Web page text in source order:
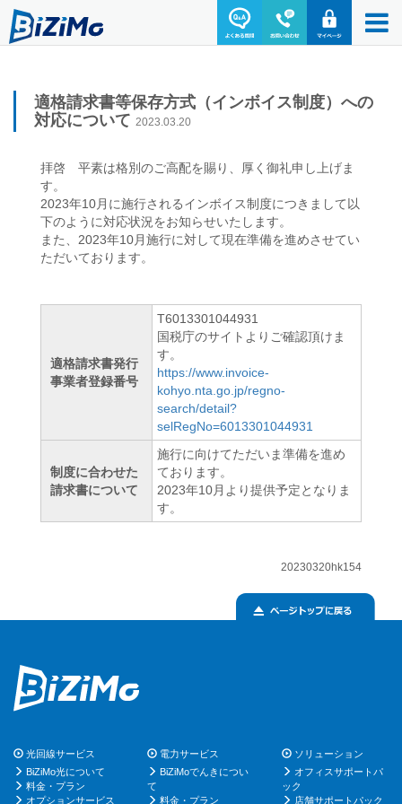
適格請求書等保存方式（インボイス制度）への
対応について 2023.03.20
拝啓 平素は格別のご高配を賜り、厚く御礼申し上げま
す。
2023年10月に施行されるインボイス制度につきまして以
下のように対応状況をお知らせいたします。
また、2023年10月施行に対して現在準備を進めさせてい
ただいております。
適格請求書発行
事業者登録番号
T6013301044931
国税庁のサイトよりご確認頂けま
す。
https://www.invoice-
kohyo.nta.go.jp/regno-
search/detail?
selRegNo=6013301044931
制度に合わせた
請求書について
施行に向けてただいま準備を進め
ております。
2023年10月より提供予定となりま
す。
20230320hk154
光回線サービス
BiZiMo光について
料金・プラン
オプションサービス
電力サービス
BiZiMoでんきについ
て
料金・プラン
ソリューション
オフィスサポートパ
ック
店舗サポートパック